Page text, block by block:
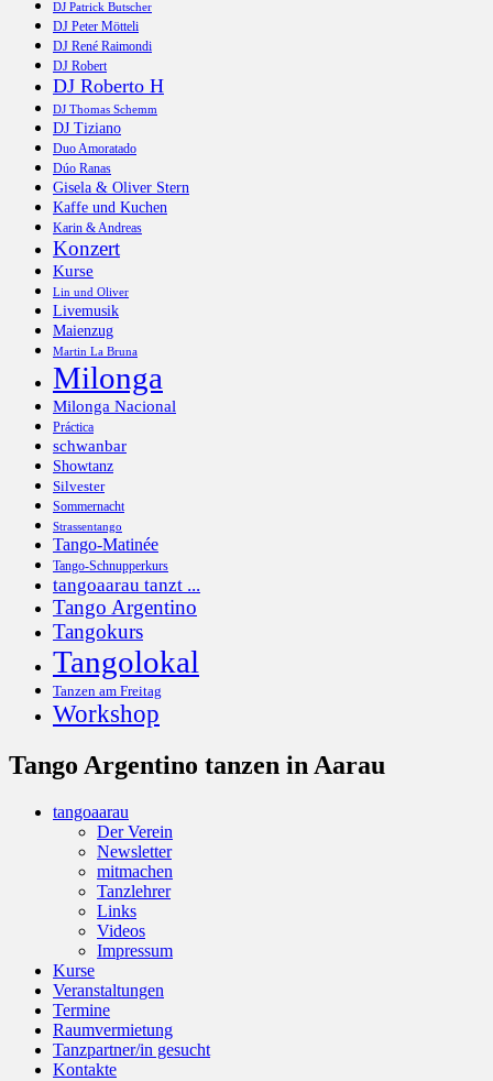
DJ Patrick Butscher
DJ Peter Mötteli
DJ René Raimondi
DJ Robert
DJ Roberto H
DJ Thomas Schemm
DJ Tiziano
Duo Amoratado
Dúo Ranas
Gisela & Oliver Stern
Kaffe und Kuchen
Karin & Andreas
Konzert
Kurse
Lin und Oliver
Livemusik
Maienzug
Martin La Bruna
Milonga
Milonga Nacional
Práctica
schwanbar
Showtanz
Silvester
Sommernacht
Strassentango
Tango-Matinée
Tango-Schnupperkurs
tangoaarau tanzt ...
Tango Argentino
Tangokurs
Tangolokal
Tanzen am Freitag
Workshop
Tango Argentino tanzen in Aarau
tangoaarau
Der Verein
Newsletter
mitmachen
Tanzlehrer
Links
Videos
Impressum
Kurse
Veranstaltungen
Termine
Raumvermietung
Tanzpartner/in gesucht
Kontakte